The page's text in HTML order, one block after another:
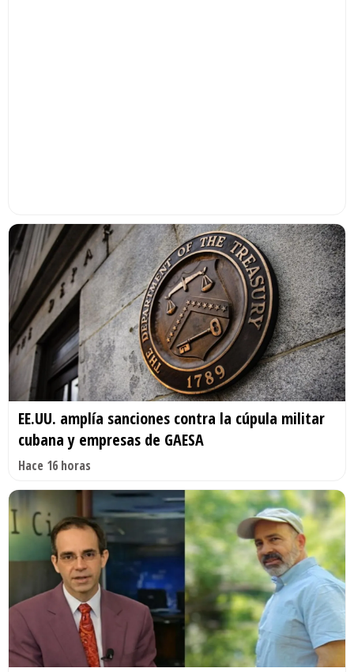
EE.UU. amplía sanciones contra la cúpula militar
cubana y empresas de GAESA
Hace 16 horas